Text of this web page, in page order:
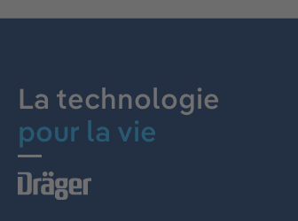
La technologie
pour la vie